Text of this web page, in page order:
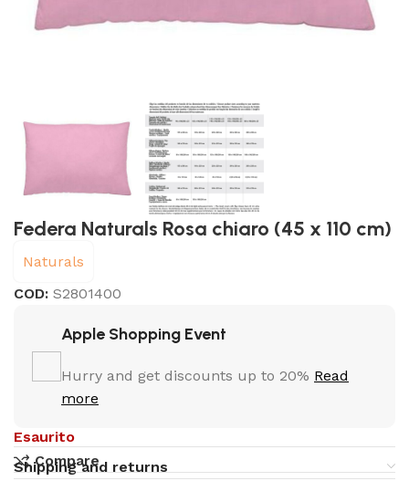
Federa Naturals Rosa chiaro (45 x 110 cm)
Naturals
COD:S2801400
Apple Shopping Event
Hurry and get discounts up to 20% Read
more
Esaurito
Compare
Shipping and returns